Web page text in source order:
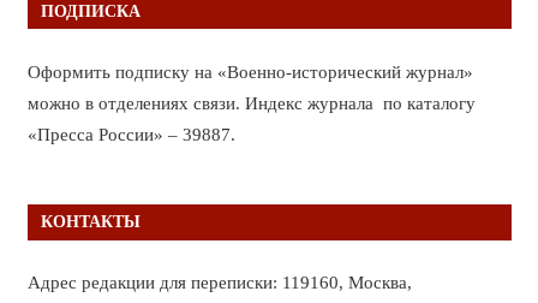
ПОДПИСКА
Оформить подписку на «Военно-исторический журнал»
можно в отделениях связи. Индекс журнала по каталогу
«Пресса России» – 39887.
КОНТАКТЫ
Адрес редакции для переписки: 119160, Москва,